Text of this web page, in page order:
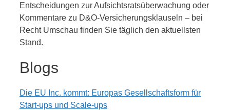
Entscheidungen zur Aufsichtsratsüberwachung oder
Kommentare zu D&O-Versicherungsklauseln – bei
Recht Umschau finden Sie täglich den aktuellsten
Stand.
Blogs
Die EU Inc. kommt: Europas Gesellschaftsform für
Start-ups und Scale-ups